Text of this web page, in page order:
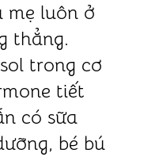
mẹ luôn ở
thẳng.
trong cơ
tiết
có sữa
bé bú